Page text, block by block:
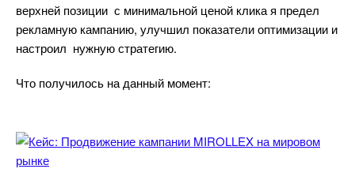
ерхней позиции с минимальной ценой клика я предел
рекламную кампанию, улучшил показатели оптимизации и
настроил нужную стратегию.
Что получилось на данный момент: